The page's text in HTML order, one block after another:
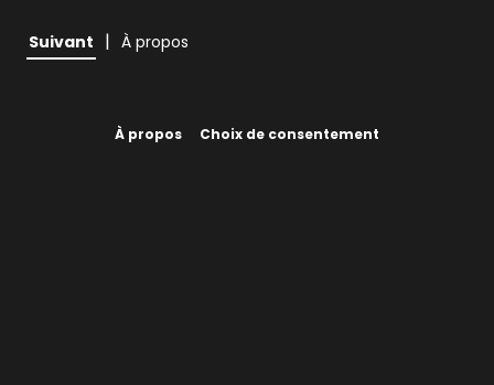
Suivant | À propos
À propos Choix de consentement